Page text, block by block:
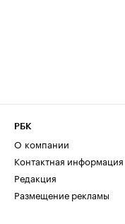
РБК
О компании
Контактная информация
Редакция
Размещение рекламы